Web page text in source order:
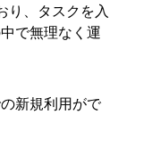
り、タスクを入
で無理なく運
新規利用がで